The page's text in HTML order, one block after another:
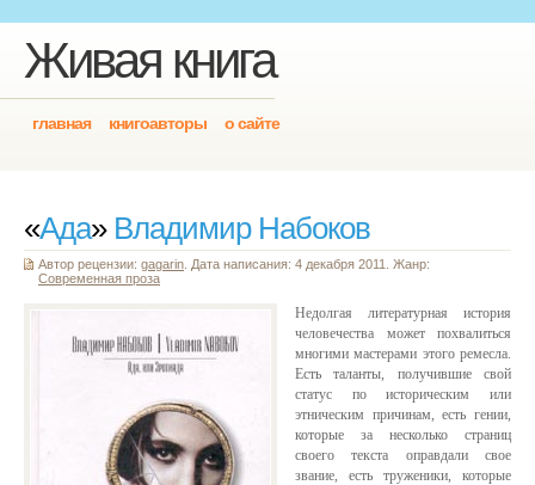
Живая книга
главная книгоавторы о сайте
«Ада» Владимир Набоков
Автор рецензии: gagarin . Дата написания: 4 декабря 2011. Жанр:
Современная проза
Недолгая литературная история
человечества может похвалиться
многими мастерами этого ремесла.
Есть таланты, получившие свой
статус по историческим или
этническим причинам, есть гении,
которые за несколько страниц
своего текста оправдали свое
звание, есть труженики, которые